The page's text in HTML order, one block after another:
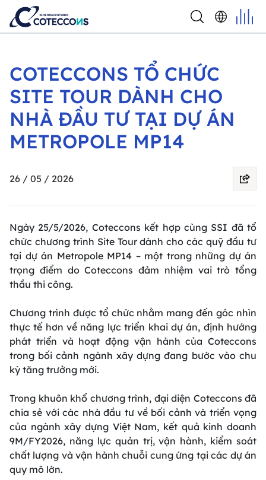
COTECCONS TỔ CHỨC
SITE TOUR DÀNH CHO
NHÀ ĐẦU TƯ TẠI DỰ ÁN
METROPOLE MP14
26 / 05 / 2026
Ngày 25/5/2026, Coteccons kết hợp cùng SSI đã tổ
chức chương trình Site Tour dành cho các quỹ đầu tư
tại dự án Metropole MP14 – một trong những dự án
trọng điểm do Coteccons đảm nhiệm vai trò tổng
thầu thi công.
Chương trình được tổ chức nhằm mang đến góc nhìn
thực tế hơn về năng lực triển khai dự án, định hướng
phát triển và hoạt động vận hành của Coteccons
trong bối cảnh ngành xây dựng đang bước vào chu
kỳ tăng trưởng mới.
Trong khuôn khổ chương trình, đại diện Coteccons đã
chia sẻ với các nhà đầu tư về bối cảnh và triển vọng
của ngành xây dựng Việt Nam, kết quả kinh doanh
9M/FY2026, năng lực quản trị, vận hành, kiểm soát
chất lượng và vận hành chuỗi cung ứng tại các dự án
quy mô lớn.